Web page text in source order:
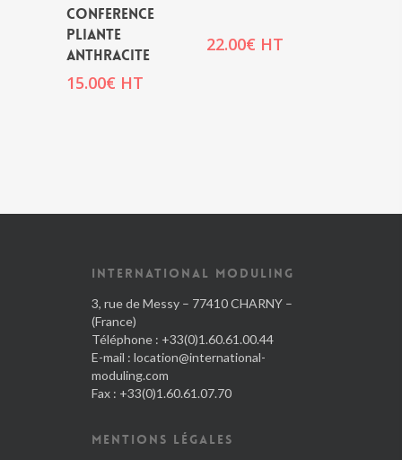
CONFERENCE
PLIANTE
ANTHRACITE
15.00€ HT
22.00€ HT
INTERNATIONAL MODULING
3, rue de Messy – 77410 CHARNY –
(France)
Téléphone : +33(0)1.60.61.00.44
E-mail : location@international-
moduling.com
Fax : +33(0)1.60.61.07.70
MENTIONS LÉGALES